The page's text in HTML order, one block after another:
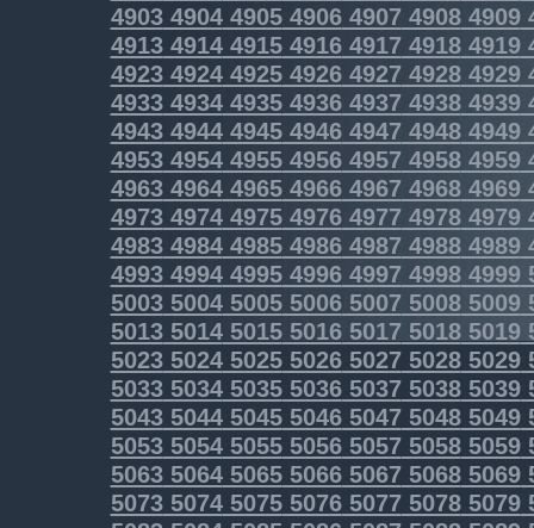
49034904490549064907 49084909
49134914491549164917 49184919
4923492449254926492749284929
49334934493549364937 49384939
49434944494549464947 49484949
49534954495549564957 49584959
49634964496549664967 49684969
49734974497549764977 49784979
49834984498549864987 49884989
49934994499549964997 49984999
50035004500550065007 50085009
50135014501550165017 50185019
5023502450255026502750285029
5033503450355036503750385039
5043504450455046504750485049
5053505450555056505750585059
5063506450655066506750685069
5073507450755076507750785079